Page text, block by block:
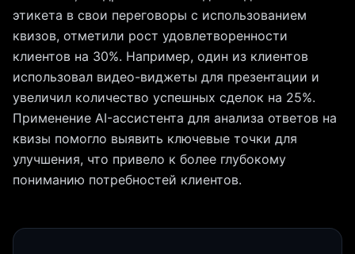
этикета в свои переговоры с использованием
квизов, отметили рост удовлетворенности
клиентов на 30%. Например, один из клиентов
использовал видео-виджеты для презентации и
увеличил количество успешных сделок на 25%.
Применение AI-ассистента для анализа ответов на
квизы помогло выявить ключевые точки для
улучшения, что привело к более глубокому
пониманию потребностей клиентов.